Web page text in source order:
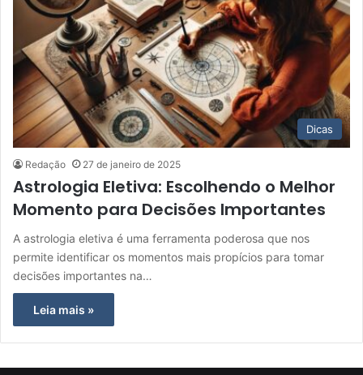
Dicas
Redação 27 de janeiro de 2025
Astrologia Eletiva: Escolhendo o Melhor
Momento para Decisões Importantes
A astrologia eletiva é uma ferramenta poderosa que nos
permite identificar os momentos mais propícios para tomar
decisões importantes na…
Leia mais »